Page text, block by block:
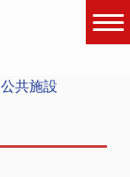
公共施設